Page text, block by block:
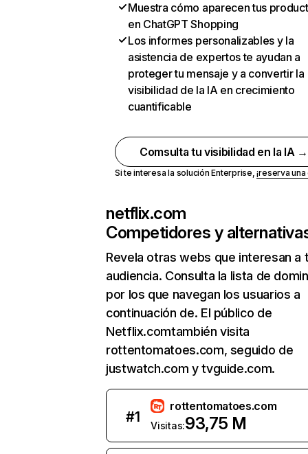
Muestra cómo aparecen tus
en ChatGPT Shopping
Los informes personalizables y la
asistencia de expertos te ayudan a
proteger tu mensaje y a convertir la
visibilidad de la IA en crecimiento
cuantificable
Comsulta tu visibilidad en la IA →
Si te interesa la solución Enterprise,¡reserva
netflix.com
Competidores y
Revela otras webs que interesan a
audiencia. Consulta la lista de
por los que navegan los usuarios a
continuación de. El público de
Netflix.comtambién visita
rottentomatoes.com, seguido de
justwatch.com y tvguide.com.
#1
rottentomatoes.com
Visitas:93,75 M